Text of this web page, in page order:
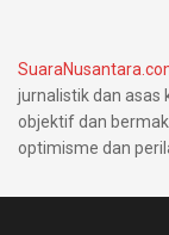
jurnalistik dan asas
objektif dan
optimisme dan